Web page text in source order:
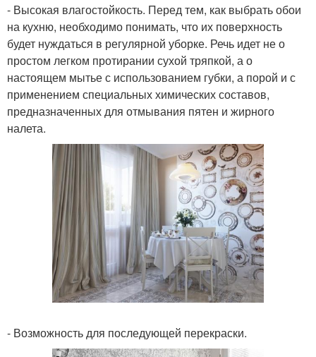
- Высокая влагостойкость. Перед тем, как выбрать обои
на кухню, необходимо понимать, что их поверхность
будет нуждаться в регулярной уборке. Речь идет не о
простом легком протирании сухой тряпкой, а о
настоящем мытье с использованием губки, а порой и с
применением специальных химических составов,
предназначенных для отмывания пятен и жирного
налета.
- Возможность для последующей перекраски.